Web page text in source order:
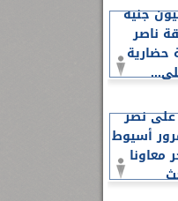
16 مليون جنيه
ناصر
حضارية
على نصر
أسيوط
معاونا